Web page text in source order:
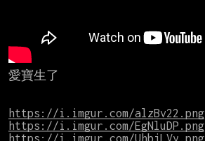
愛寶生了
https://i.imgur.com/alzBv22.png
https://i.imgur.com/EgNluDP.png
https://i.imgur.com/UhbjLVy.png